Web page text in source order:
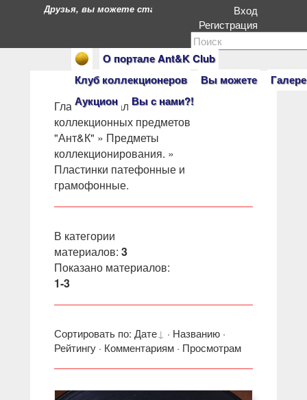
О портале Ant&K Club
Клуб коллекционеров
Вы можете
Аукцион
Вы с нами?!
Друзья, вы можете стать героями нашего портала.
Вход
Регистрация
Главная»Салон
коллекционных предметов
"Ант&К" » Предметы
коллекционирования. »
Пластинки патефонные и
грамофонные.
В категории
материалов: 3
Показано материалов:
1-3
Сортировать по: Дате · Названию ·
Рейтингу · Комментариям · Просмотрам